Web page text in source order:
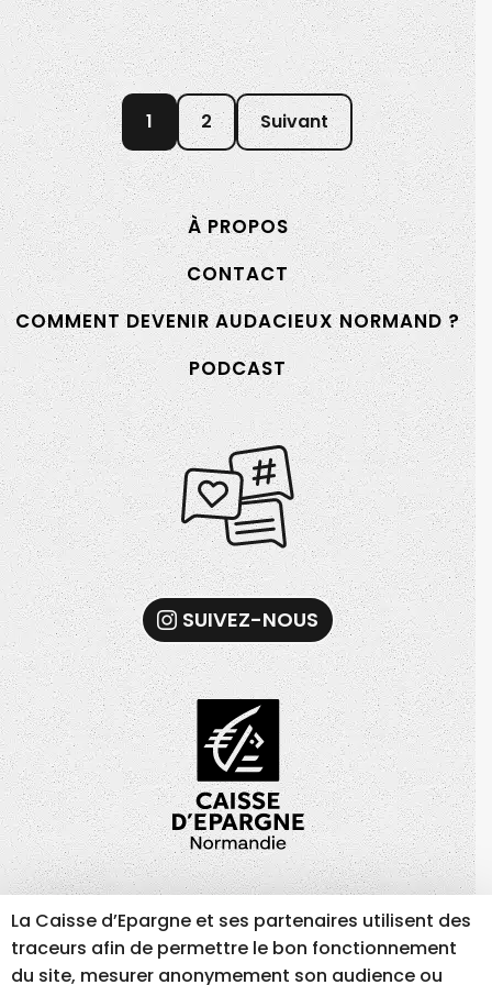
1 2 Suivant
À PROPOS
CONTACT
COMMENT DEVENIR AUDACIEUX NORMAND ?
PODCAST
SUIVEZ-NOUS
MENTIONS LÉGALES
GESTION DES COOKIES
ACCESSIBILITÉ – NON CONFORME
La Caisse d’Epargne et ses partenaires utilisent des
traceurs afin de permettre le bon fonctionnement
du site, mesurer anonymement son audience ou